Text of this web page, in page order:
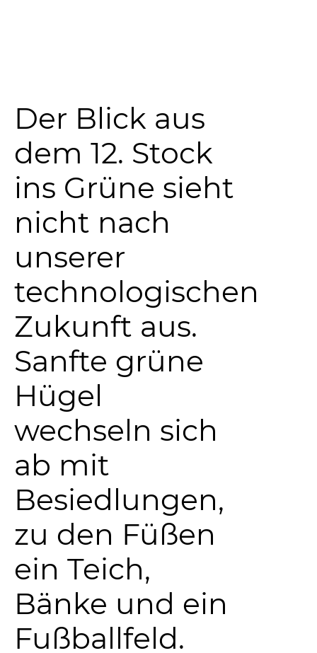
Der Blick aus
dem 12. Stock
ins Grüne sieht
nicht nach
unserer
technologischen
Zukunft aus.
Sanfte grüne
Hügel
wechseln sich
ab mit
Besiedlungen,
zu den Füßen
ein Teich,
Bänke und ein
Fußballfeld.